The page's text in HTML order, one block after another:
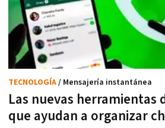
Las nuevas herramientas
que ayudan a organizar
TECNOLOGÍA/ Mensajería instantánea